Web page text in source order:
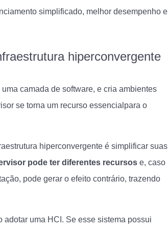
simplificado, melhor desempenho e
hiperconvergente
camada de software, e cria ambientes
se torna um recurso essencialpara o
hiperconvergente é simplificar suas
pode ter diferentes recursos e, caso
pode gerar o efeito contrário, trazendo
uma HCI. Se esse sistema possui